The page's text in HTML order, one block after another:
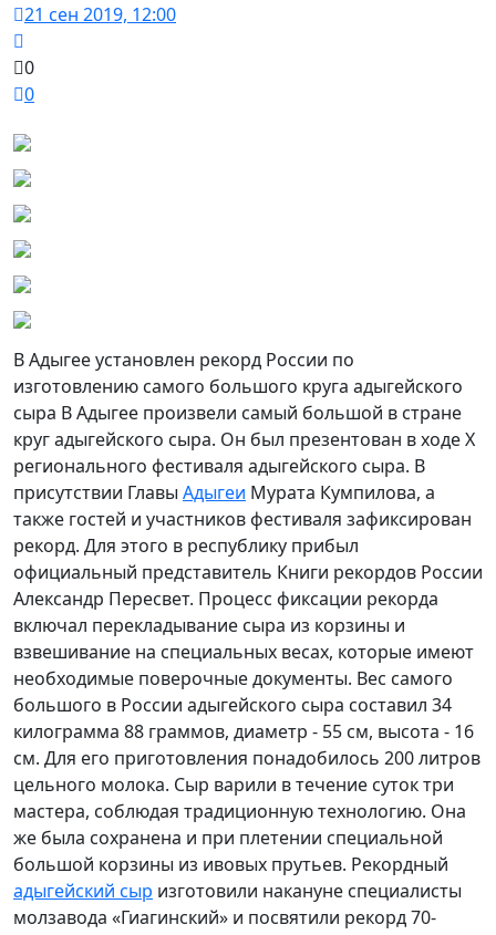
21 сен 2019, 12:00
0
0
В Адыгее установлен рекорд России по
изготовлению самого большого круга адыгейского
сыра В Адыгее произвели самый большой в стране
круг адыгейского сыра. Он был презентован в ходе Х
регионального фестиваля адыгейского сыра. В
присутствии Главы Адыгеи Мурата Кумпилова, а
также гостей и участников фестиваля зафиксирован
рекорд. Для этого в республику прибыл
официальный представитель Книги рекордов России
Александр Пересвет. Процесс фиксации рекорда
включал перекладывание сыра из корзины и
взвешивание на специальных весах, которые имеют
необходимые поверочные документы. Вес самого
большого в России адыгейского сыра составил 34
килограмма 88 граммов, диаметр - 55 см, высота - 16
см. Для его приготовления понадобилось 200 литров
цельного молока. Сыр варили в течение суток три
мастера, соблюдая традиционную технологию. Она
же была сохранена и при плетении специальной
большой корзины из ивовых прутьев. Рекордный
адыгейский сыр изготовили накануне специалисты
молзавода «Гиагинский» и посвятили рекорд 70-